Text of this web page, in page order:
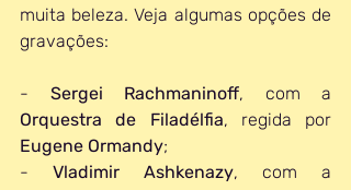
muita beleza. Veja algumas opções de
gravações:
- Sergei Rachmaninoff
Orquestra de Filadélfia
Eugene Ormandy;
- Vladimir Ashkenazy